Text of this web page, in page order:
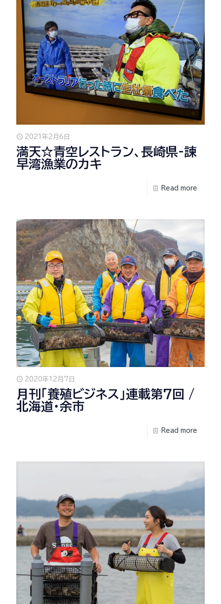
2021年2月6日
満天☆青空レストラン、長崎県-諫
早湾漁業のカキ
Read more
2020年12月7日
月刊「養殖ビジネス」連載第7回 /
北海道・余市
Read more